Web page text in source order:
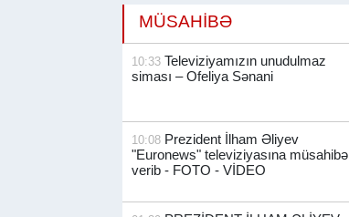
MÜSAHİBƏ
10:33 Televiziyamızın unudulmaz
siması – Ofeliya Sənani
10:08 Prezident İlham Əliyev
"Euronews" televiziyasına müsahibə
verib - FOTO - VİDEO